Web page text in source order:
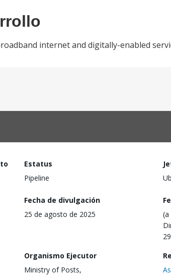
internet and digitally-enabled
Estatus
Pipeline
Fecha de divulgación
25 de agosto de 2025
Organismo Ejecutor
Ministry of Posts,